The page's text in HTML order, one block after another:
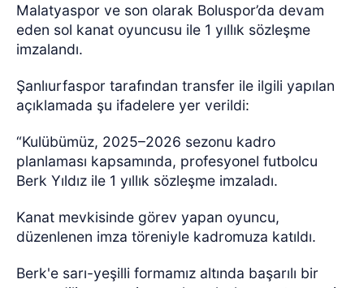
Malatyaspor ve son olarak Boluspor’da devam
eden sol kanat oyuncusu ile 1 yıllık sözleşme
imzalandı.
Şanlıurfaspor tarafından transfer ile ilgili yapılan
açıklamada şu ifadelere yer verildi:
“Kulübümüz, 2025–2026 sezonu kadro
planlaması kapsamında, profesyonel futbolcu
Berk Yıldız ile 1 yıllık sözleşme imzaladı.
Kanat mevkisinde görev yapan oyuncu,
düzenlenen imza töreniyle kadromuza katıldı.
Berk'e sarı-yeşilli formamız altında başarılı bir